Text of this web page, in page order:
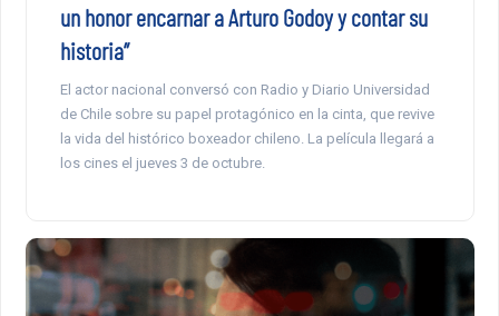
un honor encarnar a Arturo Godoy y contar su
historia”
El actor nacional conversó con Radio y Diario Universidad
de Chile sobre su papel protagónico en la cinta, que revive
la vida del histórico boxeador chileno. La película llegará a
los cines el jueves 3 de octubre.